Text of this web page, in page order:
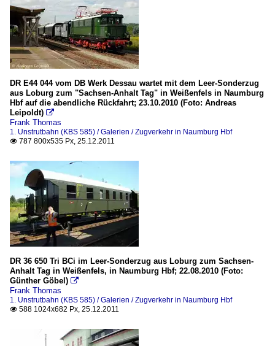
DR E44 044 vom DB Werk Dessau wartet mit dem Leer-Sonderzug
aus Loburg zum "Sachsen-Anhalt Tag" in Weißenfels in Naumburg
Hbf auf die abendliche Rückfahrt; 23.10.2010 (Foto: Andreas
Leipoldt) 
Frank Thomas
1. Unstrutbahn (KBS 585) / Galerien / Zugverkehr in Naumburg Hbf
 787 800x535 Px, 25.12.2011
DR 36 650 Tri BCi im Leer-Sonderzug aus Loburg zum Sachsen-
Anhalt Tag in Weißenfels, in Naumburg Hbf; 22.08.2010 (Foto:
Günther Göbel) 
Frank Thomas
1. Unstrutbahn (KBS 585) / Galerien / Zugverkehr in Naumburg Hbf
 588 1024x682 Px, 25.12.2011